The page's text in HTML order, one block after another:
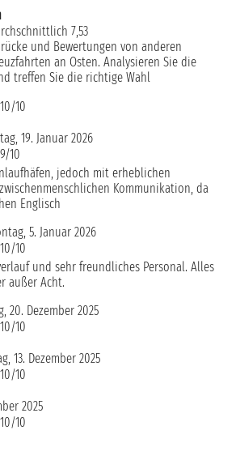
7,53
und Bewertungen von anderen
an Osten. Analysieren Sie die
treffen Sie die richtige Wahl
10/10
19. Januar 2026
9/10
jedoch mit erheblichen
Kommunikation, da
Englisch
5. Januar 2026
10/10
und sehr freundliches Personal. Alles
außer Acht.
20. Dezember 2025
10/10
13. Dezember 2025
10/10
2025
10/10